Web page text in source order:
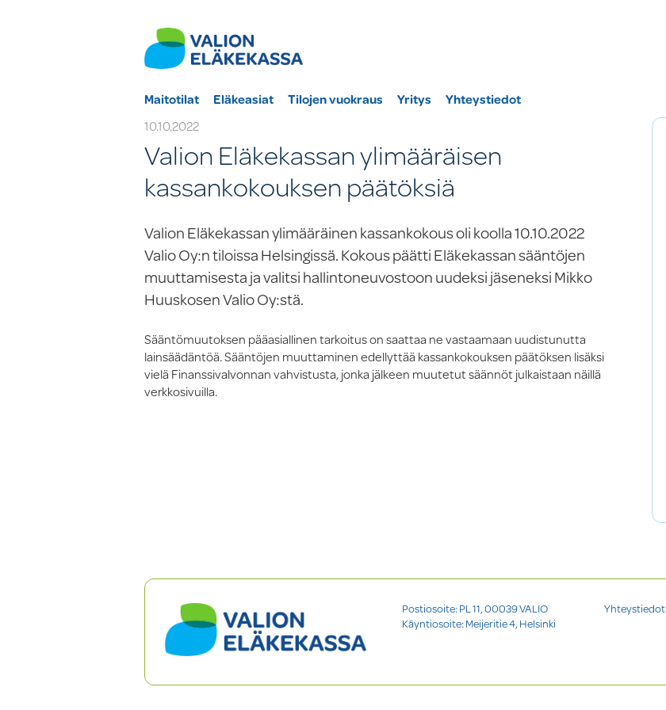
Maitotilat Eläkeasiat Tilojen vuokraus Yritys
Yhteystiedot
10.10.2022
Valion Eläkekassan ylimääräisen
kassankokouksen päätöksiä
Valion Eläkekassan ylimääräinen kassankokous oli koolla 10.10.2022
Valio Oy:n tiloissa Helsingissä. Kokous päätti Eläkekassan sääntöjen
muuttamisesta ja valitsi hallintoneuvostoon uudeksi jäseneksi Mikko
Huuskosen Valio Oy:stä.
Sääntömuutoksen pääasiallinen tarkoitus on saattaa ne vastaamaan uudistunutta
lainsäädäntöä. Sääntöjen muuttaminen edellyttää kassankokouksen päätöksen lisäksi
vielä Finanssivalvonnan vahvistusta, jonka jälkeen muutetut säännöt julkaistaan näillä
verkkosivuilla.
Postiosoite: PL 11, 00039 VALIO
Käyntiosoite: Meijeritie 4, Helsinki
Yhteystiedot